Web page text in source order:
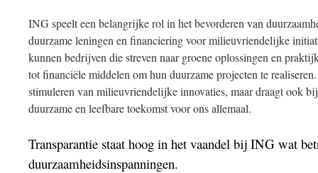
ING speelt een belangrijke rol in het bevorderen van
duurzame leningen en financiering voor milieuvriendelijke
kunnen bedrijven die streven naar groene oplossingen en
tot financiële middelen om hun duurzame projecten te
stimuleren van milieuvriendelijke innovaties, maar draagt ook
duurzame en leefbare toekomst voor ons allemaal.
Transparantie staat hoog in het vaandel bij ING wat
duurzaamheidsinspanningen.